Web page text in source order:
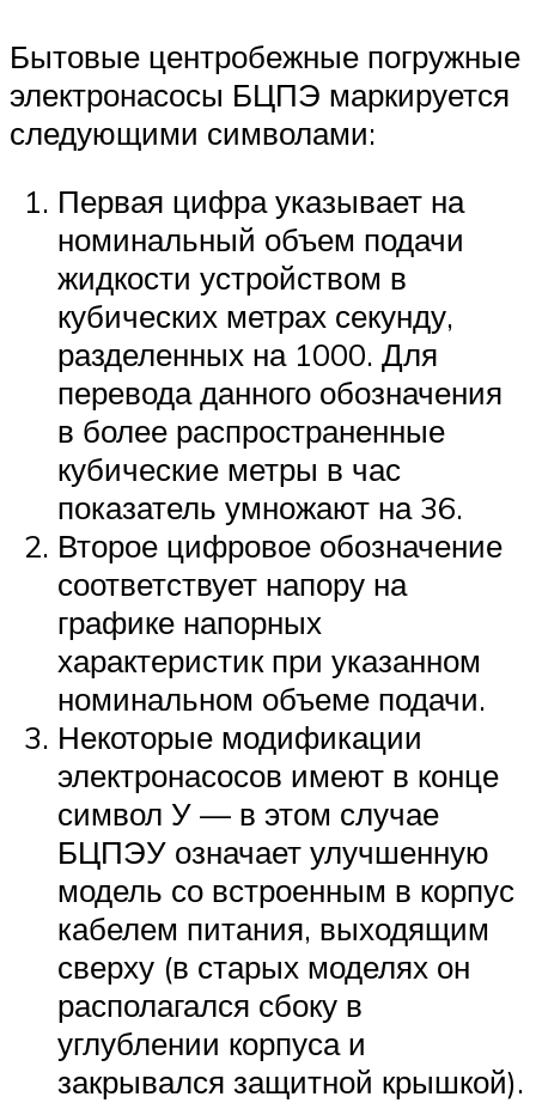
Бытовые центробежные погружные
электронасосы БЦПЭ маркируется
следующими символами:
Первая цифра указывает на
номинальный объем подачи
жидкости устройством в
кубических метрах секунду,
разделенных на 1000. Для
перевода данного обозначения
в более распространенные
кубические метры в час
показатель умножают на 36.
Второе цифровое обозначение
соответствует напору на
графике напорных
характеристик при указанном
номинальном объеме подачи.
Некоторые модификации
электронасосов имеют в конце
символ У — в этом случае
БЦПЭУ означает улучшенную
модель со встроенным в корпус
кабелем питания, выходящим
сверху (в старых моделях он
располагался сбоку в
углублении корпуса и
закрывался защитной крышкой).